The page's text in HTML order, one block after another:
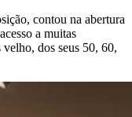
contou na abertura
a muitas
velho, dos seus 50, 60,